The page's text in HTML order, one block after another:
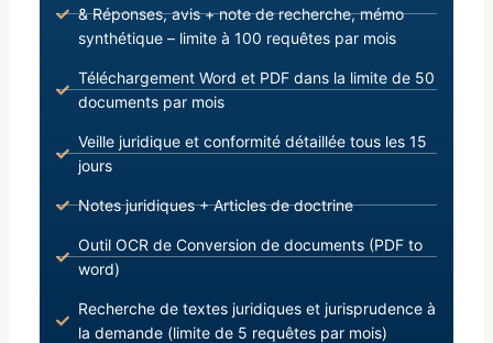
& Réponses, avis + note de recherche, mémo
synthétique – limite à 100 requêtes par mois
Téléchargement Word et PDF dans la limite de 50
documents par mois
Veille juridique et conformité détaillée tous les 15
jours
Notes juridiques + Articles de doctrine
Outil OCR de Conversion de documents (PDF to
word)
Recherche de textes juridiques et jurisprudence à
la demande (limite de 5 requêtes par mois)